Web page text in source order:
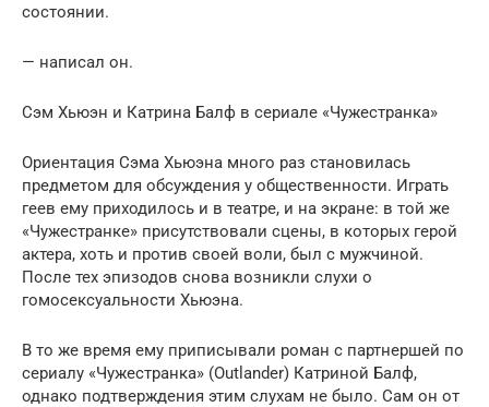
состоянии.
— написал он.
Сэм Хьюэн и Катрина Балф в сериале «Чужестранка»
Ориентация Сэма Хьюэна много раз становилась
предметом для обсуждения у общественности. Играть
геев ему приходилось и в театре, и на экране: в той же
«Чужестранке» присутствовали сцены, в которых герой
актера, хоть и против своей воли, был с мужчиной.
После тех эпизодов снова возникли слухи о
гомосексуальности Хьюэна.
В то же время ему приписывали роман с партнершей по
сериалу «Чужестранка» (Outlander) Катриной Балф,
однако подтверждения этим слухам не было. Сам он от